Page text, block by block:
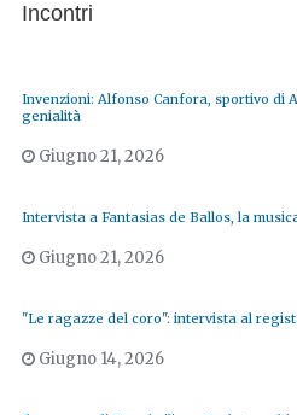
Incontri
Invenzioni: Alfonso Canfora, sportivo di
genialità
Giugno 21, 2026
Intervista a Fantasias de Ballos, la
Giugno 21, 2026
"Le ragazze del coro": intervista al
Giugno 14, 2026